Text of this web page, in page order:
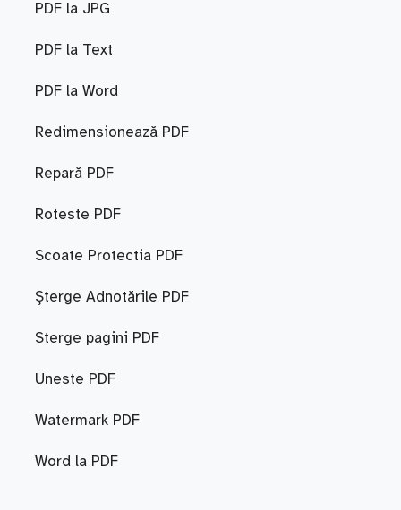
PDF la JPG
PDF la Text
PDF la Word
Redimensionează PDF
Repară PDF
Roteste PDF
Scoate Protectia PDF
Șterge Adnotările PDF
Sterge pagini PDF
Uneste PDF
Watermark PDF
Word la PDF